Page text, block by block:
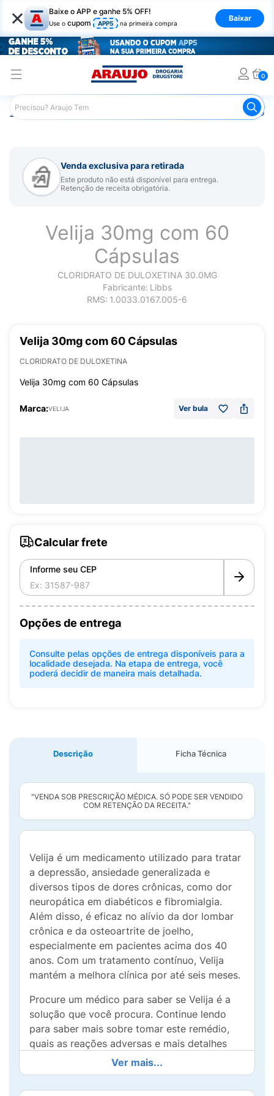
× Baixe o APP e ganhe 5% OFF!
Use o cupom APP5 na primeira compra
Baixar
0
Araujo Medicamentos Remédio para Sistema Nervoso
Venda exclusiva para retirada
Este produto não está disponível para entrega.
Retenção de receita obrigatória.
Velija 30mg com 60
Cápsulas
CLORIDRATO DE DULOXETINA 30.0MG
Fabricante: Libbs
RMS: 1.0033.0167.005-6
Velija 30mg com 60 Cápsulas
CLORIDRATO DE DULOXETINA
Velija 30mg com 60 Cápsulas
Marca:VELIJA Ver bula
Calcular frete
Informe seu CEP
Opções de entrega
Consulte pelas opções de entrega disponíveis para a
localidade desejada. Na etapa de entrega, você
poderá decidir de maneira mais detalhada.
Descrição Ficha Técnica
"VENDA SOB PRESCRIÇÃO MÉDICA. SÓ PODE SER VENDIDO
COM RETENÇÃO DA RECEITA."
Velija é um medicamento utilizado para tratar
a depressão, ansiedade generalizada e
diversos tipos de dores crônicas, como dor
neuropática em diabéticos e fibromialgia.
Além disso, é eficaz no alívio da dor lombar
crônica e da osteoartrite de joelho,
especialmente em pacientes acima dos 40
anos. Com um tratamento contínuo, Velija
mantém a melhora clínica por até seis meses.
Procure um médico para saber se Velija é a
solução que você procura. Continue lendo
para saber mais sobre tomar este remédio,
quais as reações adversas e mais detalhes
sobre seu uso e eficácia.
Ver mais...